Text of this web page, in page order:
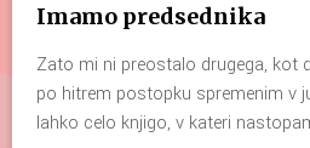
Imamo predsednika
Zato mi ni preostalo drugega, kot
po hitrem postopku spremenim v
lahko celo knjigo, v kateri